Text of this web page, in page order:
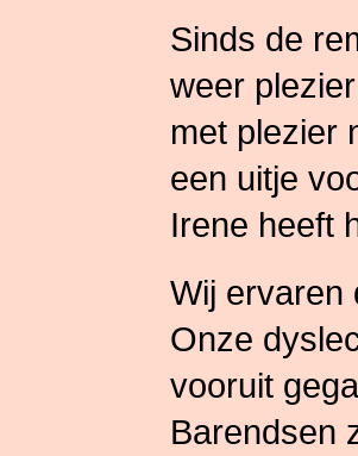
Sinds de
weer
met plezier
een uitje
Irene heeft
Wij ervaren
Onze
vooruit
Barendsen